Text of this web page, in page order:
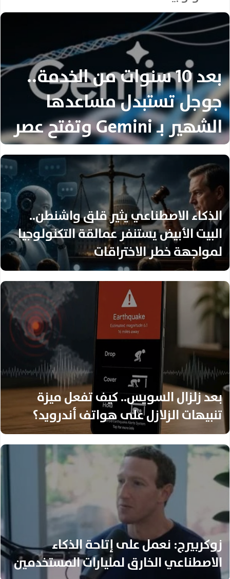
بعد 10 سنوات من الخدمة..
جوجل تستبدل مساعدها
الشهير بـ Gemini وتفتح عصر
الذكاء الاصطناعي
الذكاء الاصطناعي يثير قلق واشنطن..
البيت الأبيض يستنفر عمالقة التكنولوجيا
لمواجهة خطر الاختراقات
بعد زلزال السويس.. كيف تفعل ميزة
تنبيهات الزلازل على هواتف أندرويد؟
زوكربيرج: نعمل على إتاحة الذكاء
الاصطناعي الخارق لمليارات المستخدمين